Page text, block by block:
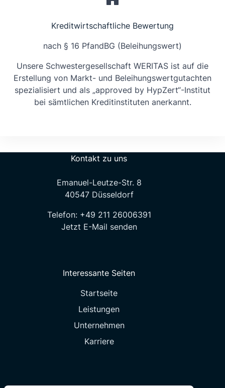
Kreditwirtschaftliche Bewertung
nach § 16 PfandBG (Beleihungswert)
Unsere Schwestergesellschaft WERITAS ist auf die
Erstellung von Markt- und Beleihungswertgutachten
spezialisiert und als „approved by HypZert“-Institut
bei sämtlichen Kreditinstituten anerkannt.
Kontakt zu uns
Emanuel-Leutze-Str. 8
40547 Düsseldorf
Telefon: +49 211 26006391
Jetzt E-Mail senden
Interessante Seiten
Startseite
Leistungen
Unternehmen
Karriere